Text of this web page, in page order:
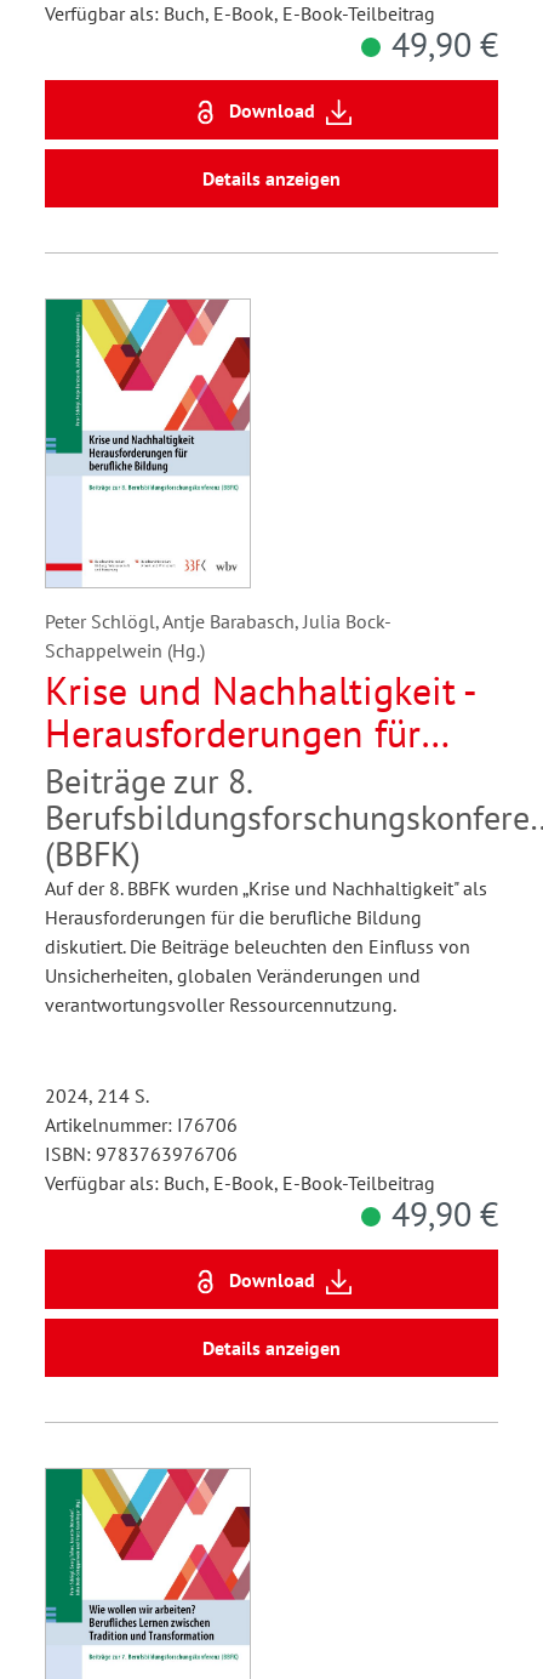
Verfügbar als: Buch, E-Book, E-Book-Teilbeitrag
49,90 €
Download
Details anzeigen
Peter Schlögl, Antje Barabasch, Julia Bock-
Schappelwein (Hg.)
Krise und Nachhaltigkeit -
Herausforderungen für
berufliche Bildung
Beiträge zur 8.
(BBFK)
Auf der 8. BBFK wurden „Krise und Nachhaltigkeit" als
Herausforderungen für die berufliche Bildung
diskutiert. Die Beiträge beleuchten den Einfluss von
Unsicherheiten, globalen Veränderungen und
verantwortungsvoller Ressourcennutzung.
2024, 214 S.
Artikelnummer: I76706
ISBN: 9783763976706
Verfügbar als: Buch, E-Book, E-Book-Teilbeitrag
49,90 €
Download
Details anzeigen